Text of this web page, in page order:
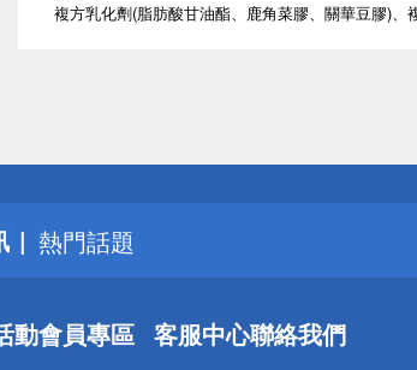
複方乳化劑(脂肪酸甘油酯、鹿角菜膠、關華豆膠)、
詐騙網頁！請小心！
得獎公告
熱門話題
銀行優惠
詐騙網頁！請小心！
動會員專區 客服中心聯絡我們